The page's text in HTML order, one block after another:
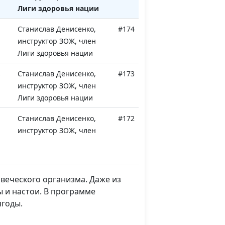
Лиги здоровья нации
Станислав Денисенко,
инструктор ЗОЖ, член
Лиги здоровья нации
#174
Станислав Денисенко,
инструктор ЗОЖ, член
Лиги здоровья нации
#173
Станислав Денисенко,
инструктор ЗОЖ, член
#172
Станислав Денисенко,
инструктор ЗОЖ, член
Лиги здоровья нации
#171
Станислав Денисенко,
организма. Даже из
и настои. В программе